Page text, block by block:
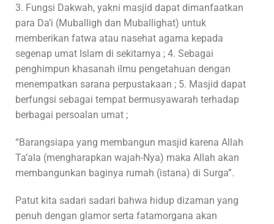
3. Fungsi Dakwah, yakni masjid dapat dimanfaatkan
para Da’i (Muballigh dan Muballighat) untuk
memberikan fatwa atau nasehat agama kepada
segenap umat Islam di sekitarnya ; 4. Sebagai
penghimpun khasanah ilmu pengetahuan dengan
menempatkan sarana perpustakaan ; 5. Masjid dapat
berfungsi sebagai tempat bermusyawarah terhadap
berbagai persoalan umat ;
“Barangsiapa yang membangun masjid karena Allah
Ta’ala (mengharapkan wajah-Nya) maka Allah akan
membangunkan baginya rumah (istana) di Surga”.
Patut kita sadari sadari bahwa hidup dizaman yang
penuh dengan glamor serta fatamorgana akan